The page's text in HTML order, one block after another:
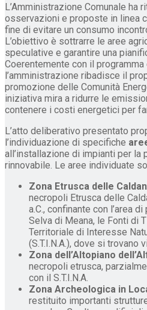
L’Amministrazione Comunale ha
osservazioni e proposte in linea
fine di evitare un consumo
L’obiettivo è sottrarre le aree
speculative e garantire una
Coerentemente con il programma
l’amministrazione ribadisce il
promozione delle Comunità
iniziativa mira a ridurre le
contenere i costi energetici per
L’atto deliberativo presentato
l’individuazione di specifiche
all’installazione di impianti per la
rinnovabile. Le aree individuate
Zona Etrusca delle
necropoli Etrusca delle
a.C., confinante con l’area
Selva di Meana, le Fonti di
Territoriale di Interesse
(S.T.I.N.A.), dove si trovano
Zona dell’Altopiano
necropoli etrusca,
con il S.T.I.N.A.
Zona Archeologica in
restituito importanti